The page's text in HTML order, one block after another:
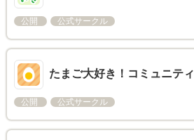
公開 公式サークル
たまご大好き！コミュニティ
公開 公式サークル